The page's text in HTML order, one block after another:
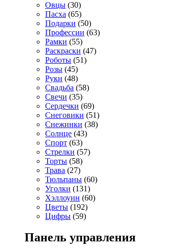
Овцы (30)
Пасха (65)
Подарки (50)
Профессии (63)
Рамки (55)
Раскраски (47)
Роботы (51)
Розы (45)
Руки (48)
Свадьба (58)
Свечи (35)
Сердечки (69)
Снеговики (51)
Снежинки (38)
Солнце (43)
Спорт (63)
Стрелки (57)
Торты (58)
Трава (27)
Тюльпаны (60)
Уголки (131)
Хэллоуин (60)
Цветы (192)
Цифры (59)
Панель управления